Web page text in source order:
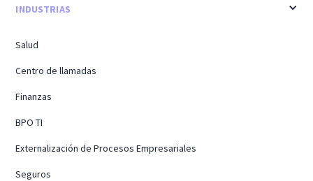
INDUSTRIAS
Salud
Centro de llamadas
Finanzas
BPO TI
Externalización de Procesos Empresariales
Seguros